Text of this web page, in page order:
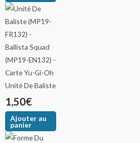
Unité De Baliste
1,50€
Ajouter au
panier